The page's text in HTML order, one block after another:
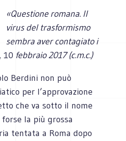
«Questione romana. Il
virus del trasformismo
sembra aver contagiato i
10 febbraio 2017 (c.m.c.)
Berdini non può
per l’approvazione
che va sotto il nome
la più grossa
tentata a Roma dopo